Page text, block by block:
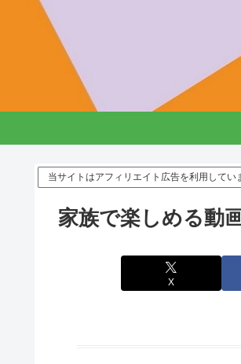
当サイトはアフィリエイト広告を利用してい
家族で楽しめる動
X